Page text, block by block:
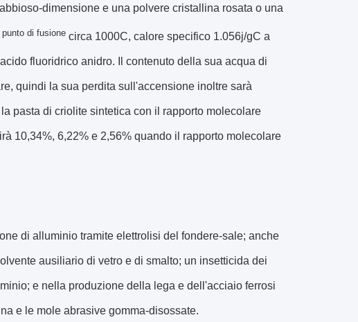
dimensione e una polvere cristallina rosata o una
punto di fusione circa 1000C, calore specifico 1.056j/gC a
fluoridrico anidro. Il contenuto della sua acqua di
quindi la sua perdita sull'accensione inoltre sarà
pasta di criolite sintetica con il rapporto molecolare
10,34%, 6,22% e 2,56% quando il rapporto molecolare
di alluminio tramite elettrolisi del fondere-sale; anche
ausiliario di vetro e di smalto; un insetticida dei
e nella produzione della lega e dell'acciaio ferrosi
e le mole abrasive gomma-disossate.